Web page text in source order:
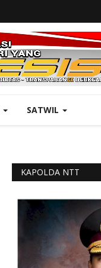
SATWIL
KAPOLDA NTT